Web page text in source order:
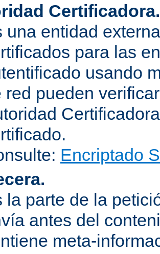
Certificadora.
una entidad
para las
usando
red pueden
Encriptado
la parte de la
antes del
meta-